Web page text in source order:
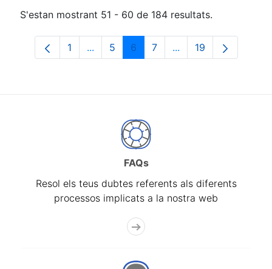
S'estan mostrant 51 - 60 de 184 resultats.
Pàgina
1 ...Pàgines intermèdies Utilitzeu TAB per
Pàgina
5 Pàgina
6 Pàgina
7 ...PàginesPàgina
19
FAQs
Resol els teus dubtes referents als diferents
processos implicats a la nostra web